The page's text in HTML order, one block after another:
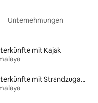
Unternehmungen
mit Kajak
Unterkünfte mit Strandzugang